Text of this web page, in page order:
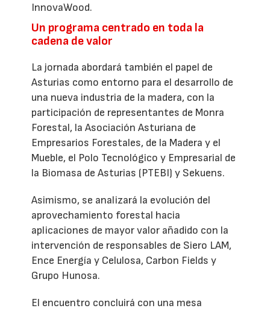
InnovaWood.
Un programa centrado en toda la
cadena de valor
La jornada abordará también el papel de
Asturias como entorno para el desarrollo de
una nueva industria de la madera, con la
participación de representantes de Monra
Forestal, la Asociación Asturiana de
Empresarios Forestales, de la Madera y el
Mueble, el Polo Tecnológico y Empresarial de
la Biomasa de Asturias (PTEBI) y Sekuens.
Asimismo, se analizará la evolución del
aprovechamiento forestal hacia
aplicaciones de mayor valor añadido con la
intervención de responsables de Siero LAM,
Ence Energía y Celulosa, Carbon Fields y
Grupo Hunosa.
El encuentro concluirá con una mesa